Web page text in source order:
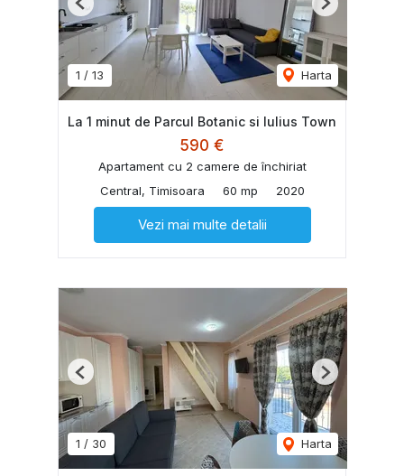
1 / 13 Harta
Previous Next
La 1 minut de Parcul Botanic si Iulius Town
590 €
Apartament cu 2 camere de închiriat
Central, Timisoara
60 mp 2020
Vezi mai multe detalii
1 / 30 Harta
Previous Next